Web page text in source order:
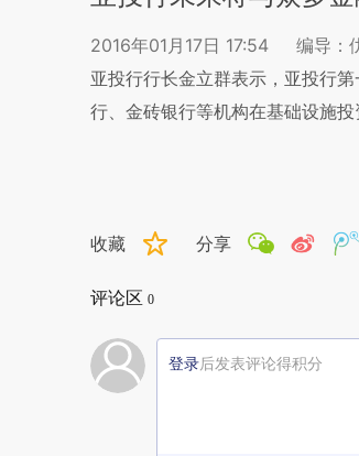
2016年01月17日 17:54
编导：
亚投行行长金立群表示，亚投行
行、金砖银行等机构在基础设施
收藏 分享
评论区 0
登录后发表评论得积分